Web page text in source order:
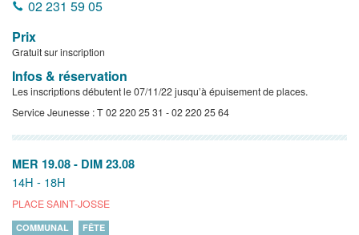
02 231 59 05
Prix
Gratuit sur inscription
Infos & réservation
Les inscriptions débutent le 07/11/22 jusqu’à épuisement de places.
Service Jeunesse : T 02 220 25 31 - 02 220 25 64
MER 19.08 - DIM 23.08
14H - 18H
PLACE SAINT-JOSSE
COMMUNAL FÊTE